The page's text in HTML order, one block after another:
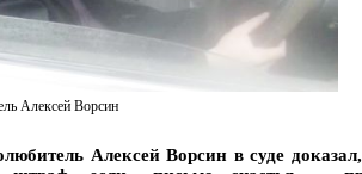
Алексей Ворсин
Алексей Ворсин в суде